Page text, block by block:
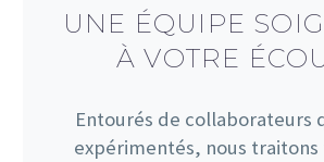
UNE ÉQUIPE
À VOTRE
Entourés de collaborateurs
expérimentés, nous traitons